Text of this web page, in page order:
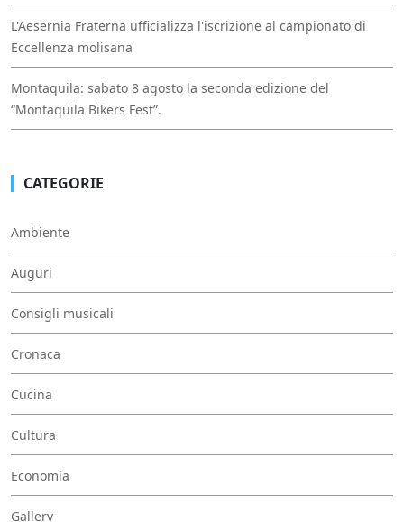
L'Aesernia Fraterna ufficializza l'iscrizione al campionato di
Eccellenza molisana
Montaquila: sabato 8 agosto la seconda edizione del
“Montaquila Bikers Fest”.
CATEGORIE
Ambiente
Auguri
Consigli musicali
Cronaca
Cucina
Cultura
Economia
Gallery